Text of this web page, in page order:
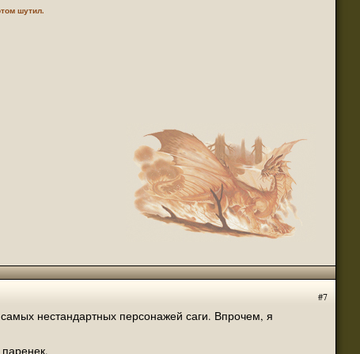
шутил.
#7
нестандартных персонажей саги. Впрочем, я